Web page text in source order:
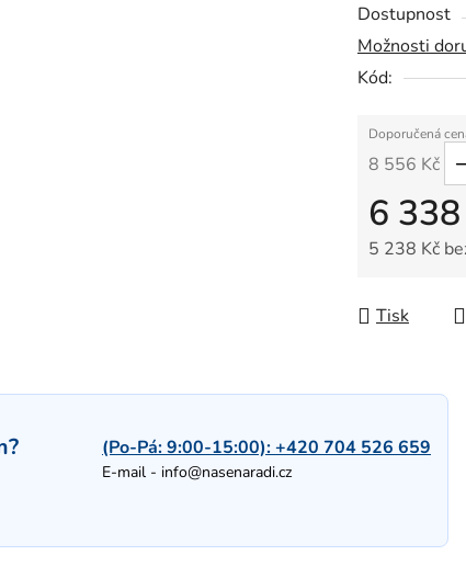
Dostupnost
Možnosti
Kód:
8 556 Kč
6
5 238 Kč
Tisk
(Po-Pá: 9:00-15:00):+420 704 526 659
E-mail - info@nasenaradi.cz